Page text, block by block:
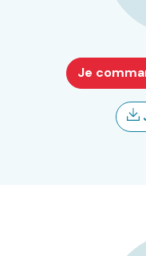
Je